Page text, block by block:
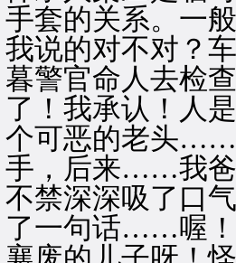
手套的关系。一
我说的对不对？
暮警官命人去检
了！我承认！人
个可恶的老头……
手，后来……我爸
不禁深深吸了口
了一句话……喔